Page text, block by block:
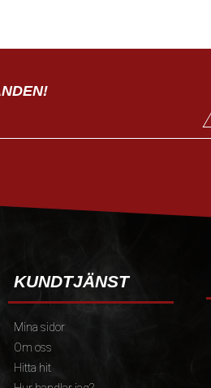
KUNDTJÄNST
Mina sidor
Om oss
Hitta hit